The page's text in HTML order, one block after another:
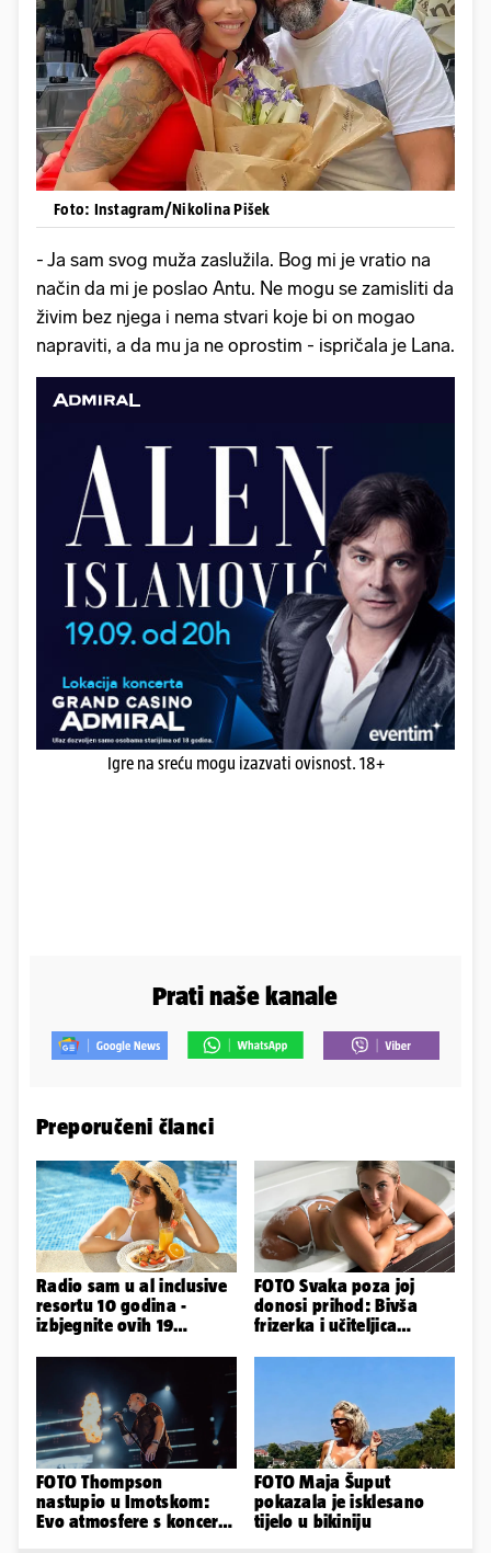
Foto: Instagram/Nikolina Pišek
- Ja sam svog muža zaslužila. Bog mi je vratio na
način da mi je poslao Antu. Ne mogu se zamisliti da
živim bez njega i nema stvari koje bi on mogao
napraviti, a da mu ja ne oprostim - ispričala je Lana.
Igre na sreću mogu izazvati ovisnost. 18+
Prati naše kanale
Preporučeni članci
Radio sam u al inclusive
resortu 10 godina -
izbjegnite ovih 19
FOTO Svaka poza joj
donosi prihod: Bivša
frizerka i učiteljica
FOTO Thompson
nastupio u Imotskom:
Evo atmosfere s koncerta
FOTO Maja Šuput
pokazala je isklesano
tijelo u bikiniju